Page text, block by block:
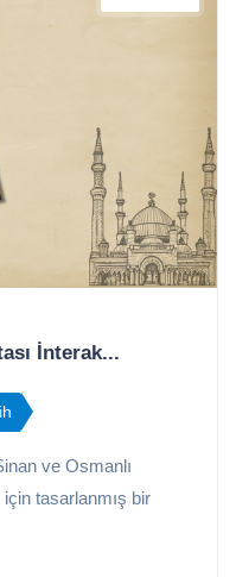
İnterak...
ve Osmanlı
tasarlanmış bir